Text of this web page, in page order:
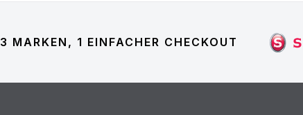
3 MARKEN, 1 EINFACHER CHECKOUT